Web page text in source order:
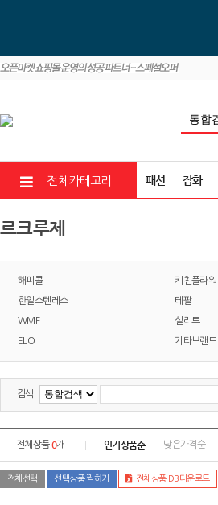
전체카테고리 패션 잡화
르크루제
해피콜 키친플라워
한일스텐레스 테팔
WMF 실리트
ELO 기타브랜드
검색
전체상품0개 인기상품순 낮은가격순
전체선택 선택상품 찜하기 전체상품 DB다운로드